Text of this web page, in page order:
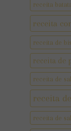
receita
receita
receita de
receita de
receita de
receita
receita de